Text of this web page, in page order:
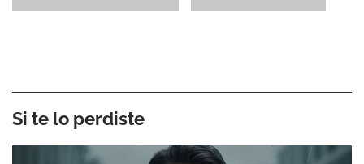
Si te lo perdiste